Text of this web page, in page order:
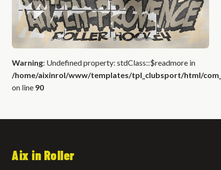
Warning: Undefined property: stdClass::$readmore in
/home/aixinrol/www/templates/tpl_clubsport/html/
on line 90
Aix in Roller